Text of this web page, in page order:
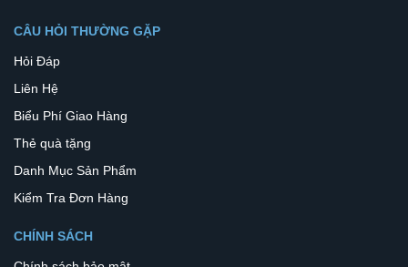
CÂU HỎI THƯỜNG GẶP
Hỏi Đáp
Liên Hệ
Biểu Phí Giao Hàng
Thẻ quà tặng
Danh Mục Sản Phẩm
Kiểm Tra Đơn Hàng
CHÍNH SÁCH